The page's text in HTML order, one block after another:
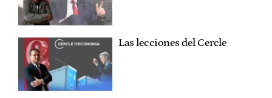
Las lecciones del Cercle